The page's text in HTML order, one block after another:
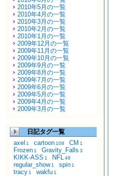
2010年5月の一覧
2010年4月の一覧
2010年3月の一覧
2010年2月の一覧
2010年1月の一覧
2009年12月の一覧
2009年11月の一覧
2009年10月の一覧
2009年9月の一覧
2009年8月の一覧
2009年7月の一覧
2009年6月の一覧
2009年5月の一覧
2009年4月の一覧
2009年3月の一覧
日記タグ一覧
axel 1 cartoon 108 CM 1
Frozen 1 Gravity_Falls 3
KIKK-ASS 1 NFL48
regular_show 1 spin 1
tracy 1 wakfu 1